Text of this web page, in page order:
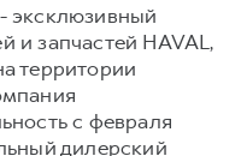
эксклюзивный
и запчастей HAVAL,
территории
с февраля
дилерский